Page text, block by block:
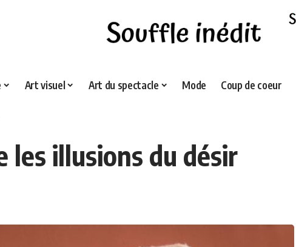
Art visuel Art du spectacle Mode Coup de coeur
les illusions du désir